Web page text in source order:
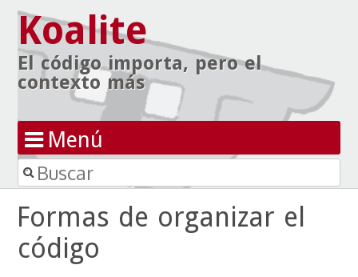
Koalite
El código importa, pero el
contexto más
Menú
Ir al contenido
Buscar
Formas de organizar el
código